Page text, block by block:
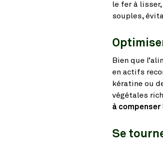
le fer à
souples,
Bien que
en actifs
kératine ou
végétales
à
Se